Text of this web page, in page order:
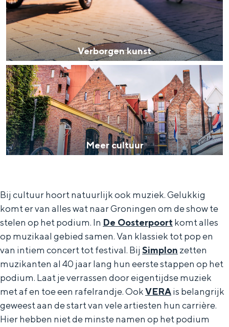
r
M
u
s
e
u
m
Verborgen kunst
r
b
r
g
e
n
k
u
n
t
Meer cultuur
M
e
e
r
c
u
u
u
r
Bij cultuur hoort natuurlijk ook muziek. Gelukkig
komt er van alles wat naar Groningen om de show te
stelen op het podium. In De Oosterpoort komt alles
op muzikaal gebied samen. Van klassiek tot pop en
van intiem concert tot festival. Bij Simplon zetten
muzikanten al 40 jaar lang hun eerste stappen op het
podium. Laat je verrassen door eigentijdse muziek
met af en toe een rafelrandje.​ OokVERAis belangrijk
geweest aan de start van vele artiesten hun carrière.
Hier hebben niet de minste namen op het podium